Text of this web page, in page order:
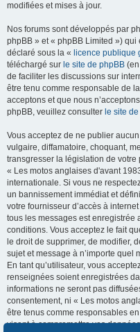
modifiées et mises à jour.
Nos forums sont développés par
phpBB » et « phpBB Limited »)
déclaré sous la « licence publique
téléchargé sur le site de phpBB
de faciliter les discussions sur
être tenu comme responsable de
acceptons et que nous
phpBB, veuillez consulter le site
Vous acceptez de ne publier
vulgaire, diffamatoire, choquant,
transgresser la législation de
« Les motos anglaises d'avant
internationale. Si vous ne
un bannissement immédiat et
votre fournisseur d’accès à
tous les messages est enregistrée
conditions. Vous acceptez le fait
le droit de supprimer, de modifier,
sujet et message à n’importe quel
En tant qu’utilisateur, vous
renseignées soient enregistrées
informations ne seront pas
consentement, ni « Les motos
être tenus comme responsables
visant à compromettre vos